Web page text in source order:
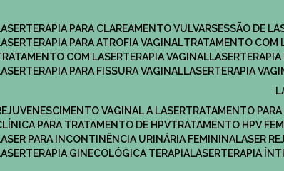
LASERTERAPIA PARA CLAREAMENTO VULVAR
SESSÃO DE
LASERTERAPIA PARA ATROFIA VAGINAL
TRATAMENTO COM
TRATAMENTO COM LASERTERAPIA​ VAGINAL
LASERTERAPIA PARA FISSURA VAGINAL​ LASERTERAPIA
REJUVENESCIMENTO VAGINAL A LASER
TRATAMENTO
CLÍNICA PARA TRATAMENTO DE HPV
TRATAMENTO HPV
LASER PARA INCONTINÊNCIA URINÁRIA FEMININA LASER
LASERTERAPIA GINECOLÓGICA TERAPIA LASERTERAPIA